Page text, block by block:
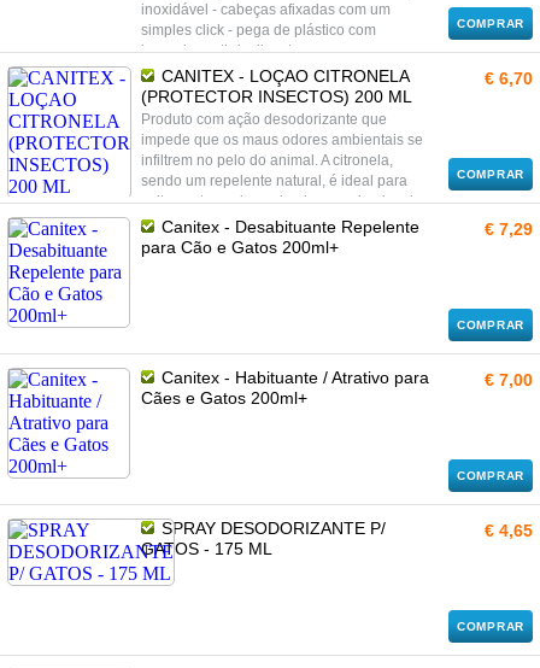
inoxidável - cabeças afixadas com um
simples click - pega de plástico com
borracha anti-deslizante
COMPRAR
CANITEX - LOÇAO CITRONELA
(PROTECTOR INSECTOS) 200 ML
Produto com ação desodorizante que
impede que os maus odores ambientais se
infiltrem no pelo do animal. A citronela,
sendo um repelente natural, é ideal para
evitar o stress dos animais com picadas das
moscas, mosquitos e outros insetos.
€ 6,70
COMPRAR
Canitex - Desabituante Repelente
para Cão e Gatos 200ml+
€ 7,29
COMPRAR
Canitex - Habituante / Atrativo para
Cães e Gatos 200ml+
€ 7,00
COMPRAR
SPRAY DESODORIZANTE P/
GATOS - 175 ML
€ 4,65
COMPRAR